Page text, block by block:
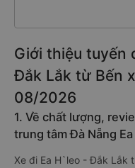
Giới thiệu tuyến
Đắk Lắk từ Bến
08/2026
1. Về chất lượng,
trung tâm Đà Nẵng
Xe đi Ea H`leo - Đắk Lắk